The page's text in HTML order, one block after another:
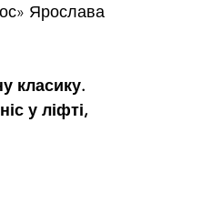
Ярослава
класику.
у ліфті,